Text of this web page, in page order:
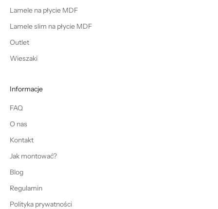
Lamele na płycie MDF
Lamele slim na płycie MDF
Outlet
Wieszaki
Informacje
FAQ
O nas
Kontakt
Jak montować?
Blog
Regulamin
Polityka prywatności